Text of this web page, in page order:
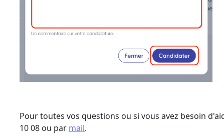
Pour toutes vos questions ou si vous avez besoin
10 08 ou par mail.